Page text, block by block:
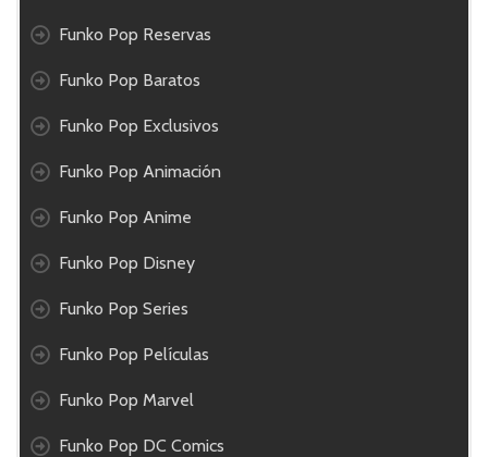
Funko Pop Reservas
Funko Pop Baratos
Funko Pop Exclusivos
Funko Pop Animación
Funko Pop Anime
Funko Pop Disney
Funko Pop Series
Funko Pop Películas
Funko Pop Marvel
Funko Pop DC Comics